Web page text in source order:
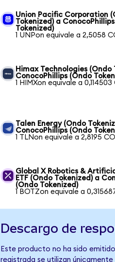
Union Pacific Corporation
Tokenized) a
Tokenized)
1 UNPon equivale a 2,5058
Himax Technologies (Ondo
ConocoPhillips (Ondo
1 HIMXon equivale a
Talen Energy (Ondo
ConocoPhillips (Ondo
1 TLNon equivale a 2,8195
Global X Robotics &
ETF (Ondo Tokenized) a
(Ondo Tokenized)
1 BOTZon equivale a
Descargo de
Este producto no ha sido
registrada se utilizan